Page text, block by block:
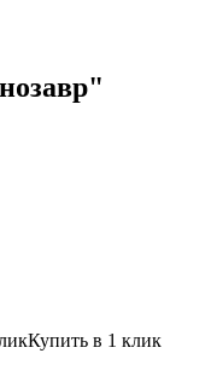
Купить в 1 клик